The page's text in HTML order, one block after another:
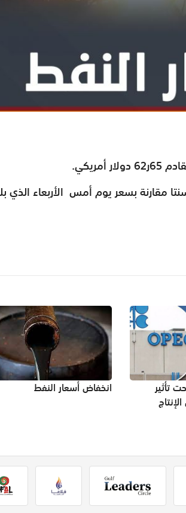
سعر نفط عمان اليوم انخفاضًا بلغ دولار و 20 سنتا مقارنة بسعر يوم أمس الأربعاء
تأثير انخفاض أسعار النفط